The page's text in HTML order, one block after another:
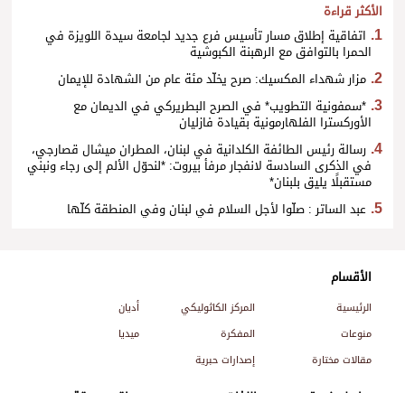
الأكثر قراءة
اتفاقية إطلاق مسار تأسيس فرع جديد لجامعة سيدة اللويزة في
الحمرا بالتوافق مع الرهبنة الكبوشية
مزار شهداء المكسيك: صرح يخلّد مئة عام من الشهادة للإيمان
*سمفونية التطويب* في الصرح البطريركي في الديمان مع
الأوركسترا الفلهارمونية بقيادة فازليان
رسالة رئيس الطائفة الكلدانية في لبنان، المطران ميشال قصارجي،
في الذكرى السادسة لانفجار مرفأ بيروت: *لنحوّل الألم إلى رجاء ونبني
مستقبلًا يليق بلبنان*
عبد الساتر : صلّوا لأجل السلام في لبنان وفي المنطقة كلّها
الأقسام
الرئيسية المركز الكاثوليكي
أديان
منوعات
المفكرة
ميديا
مقالات مختارة
إصدارات حبرية